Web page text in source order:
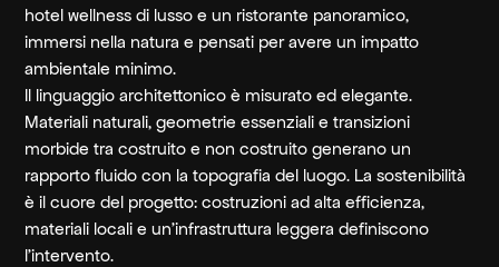
hotel wellness di lusso e un ristorante panoramico,
immersi nella natura e pensati per avere un impatto
ambientale minimo.
Il linguaggio architettonico è misurato ed elegante.
Materiali naturali, geometrie essenziali e transizioni
morbide tra costruito e non costruito generano un
rapporto fluido con la topografia del luogo. La sostenibilità
è il cuore del progetto: costruzioni ad alta efficienza,
materiali locali e un’infrastruttura leggera definiscono
l’intervento.